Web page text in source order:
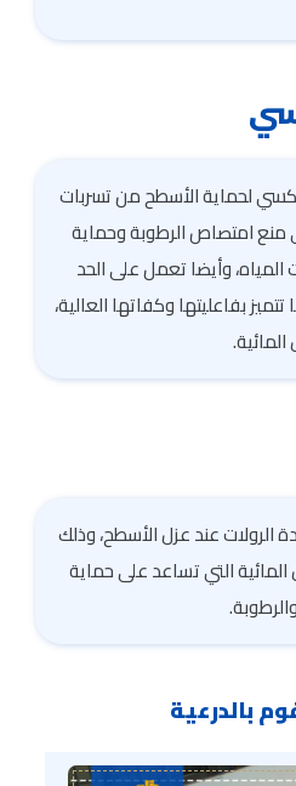
لحماية الأسطح من تسربات
منع امتصاص الرطوبة وحماية
المياه، وأيضا تعمل على الحد
بفاعليتها وكفاتها العالية،
الرولات عند عزل الأسطح، وذلك
المائية التي تساعد على حماية
بالدرعية